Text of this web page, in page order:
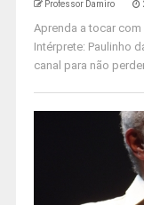
Professor Damiro
Aprenda a tocar com
Intérprete: Paulinho
canal para não